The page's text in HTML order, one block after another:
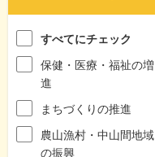
すべてにチェック
保健・医療・福祉の増
進
まちづくりの推進
農山漁村・中山間地域
の振興